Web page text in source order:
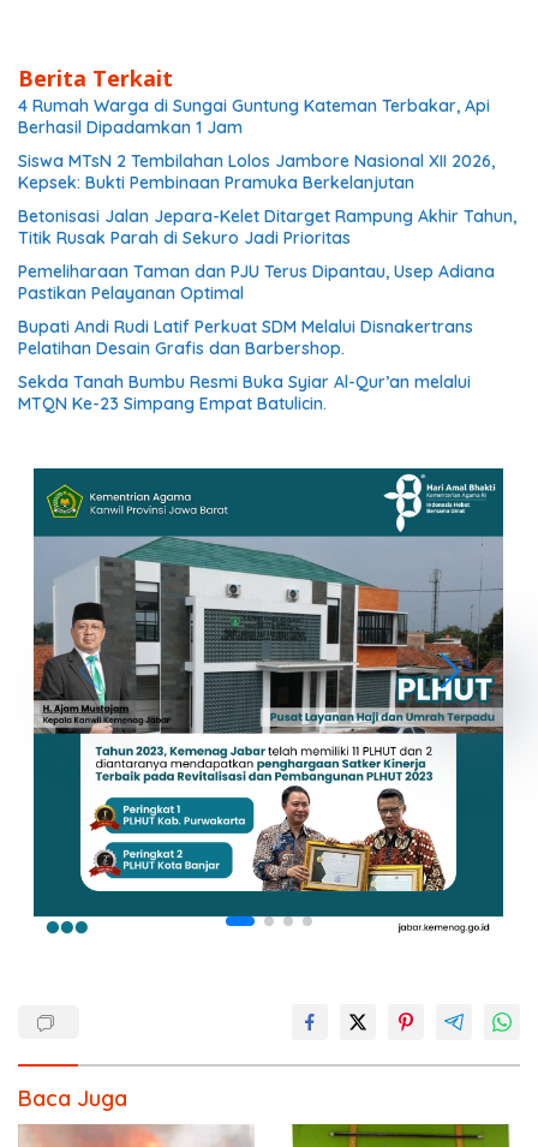
Berita Terkait
4 Rumah Warga di Sungai Guntung Kateman Terbakar, Api
Berhasil Dipadamkan 1 Jam
Siswa MTsN 2 Tembilahan Lolos Jambore Nasional XII 2026,
Kepsek: Bukti Pembinaan Pramuka Berkelanjutan
Betonisasi Jalan Jepara-Kelet Ditarget Rampung Akhir Tahun,
Titik Rusak Parah di Sekuro Jadi Prioritas
Pemeliharaan Taman dan PJU Terus Dipantau, Usep Adiana
Pastikan Pelayanan Optimal
Bupati Andi Rudi Latif Perkuat SDM Melalui Disnakertrans
Pelatihan Desain Grafis dan Barbershop.
Sekda Tanah Bumbu Resmi Buka Syiar Al-Qur’an melalui
MTQN Ke-23 Simpang Empat Batulicin.
Baca Juga